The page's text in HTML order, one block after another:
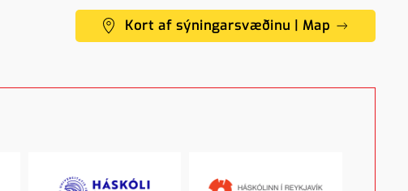
Kort af sýningarsvæðinu | Map